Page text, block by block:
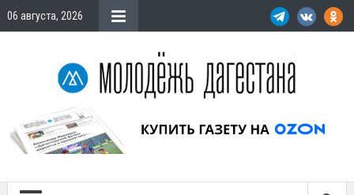
06 августа, 2026